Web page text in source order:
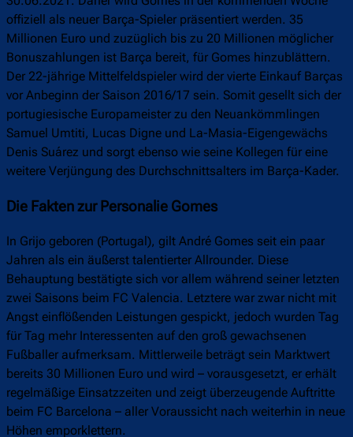
offiziell als neuer Barça-Spieler präsentiert werden. 35
Millionen Euro und zuzüglich bis zu 20 Millionen möglicher
Bonuszahlungen ist Barça bereit, für Gomes hinzublättern.
Der 22-jährige Mittelfeldspieler wird der vierte Einkauf Barças
vor Anbeginn der Saison 2016/17 sein. Somit gesellt sich der
portugiesische Europameister zu den Neuankömmlingen
Samuel Umtiti, Lucas Digne und La-Masia-Eigengewächs
Denis Suárez und sorgt ebenso wie seine Kollegen für eine
weitere Verjüngung des Durchschnittsalters im Barça-Kader.
Die Fakten zur Personalie Gomes
In Grijo geboren (Portugal), gilt André Gomes seit ein paar
Jahren als ein äußerst talentierter Allrounder. Diese
Behauptung bestätigte sich vor allem während seiner letzten
zwei Saisons beim FC Valencia. Letztere war zwar nicht mit
Angst einflößenden Leistungen gespickt, jedoch wurden Tag
für Tag mehr Interessenten auf den groß gewachsenen
Fußballer aufmerksam. Mittlerweile beträgt sein Marktwert
bereits 30 Millionen Euro und wird – vorausgesetzt, er erhält
regelmäßige Einsatzzeiten und zeigt überzeugende Auftritte
beim FC Barcelona – aller Voraussicht nach weiterhin in neue
Höhen emporklettern.